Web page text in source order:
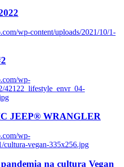
wp-content/uploads/2021/10/1-
wp-
42122_lifestyle_envr_04-
JEEP® WRANGLER
wp-
cultura-vegan-335x256.jpg
na cultura Vegan